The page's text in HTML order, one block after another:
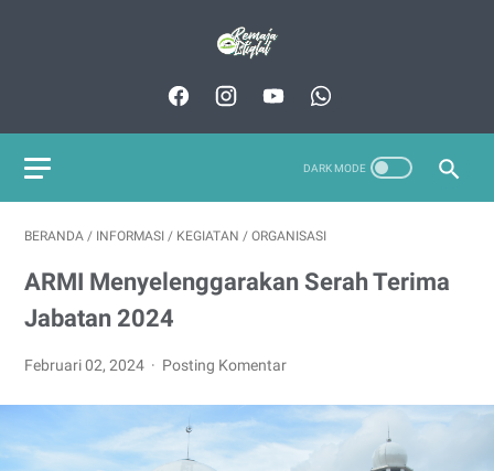
BERANDA / INFORMASI / KEGIATAN / ORGANISASI
ARMI Menyelenggarakan Serah Terima
Jabatan 2024
Februari 02, 2024 Posting Komentar